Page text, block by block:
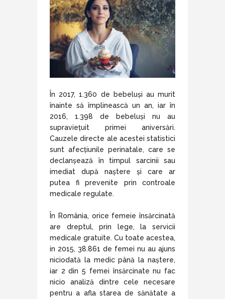
În 2017, 1.360 de bebeluși au murit
înainte să împlinească un an, iar în
2016, 1.398 de bebeluși nu au
supraviețuit primei aniversări.
Cauzele directe ale acestei statistici
sunt afecțiunile perinatale, care se
declanșează în timpul sarcinii sau
imediat după naștere și care ar
putea fi prevenite prin controale
medicale regulate.
În România, orice femeie însărcinată
are dreptul, prin lege, la servicii
medicale gratuite. Cu toate acestea,
in 2015, 38.861 de femei nu au ajuns
niciodată la medic până la naștere,
iar 2 din 5 femei însărcinate nu fac
nicio analiză dintre cele necesare
pentru a afla starea de sănătate a